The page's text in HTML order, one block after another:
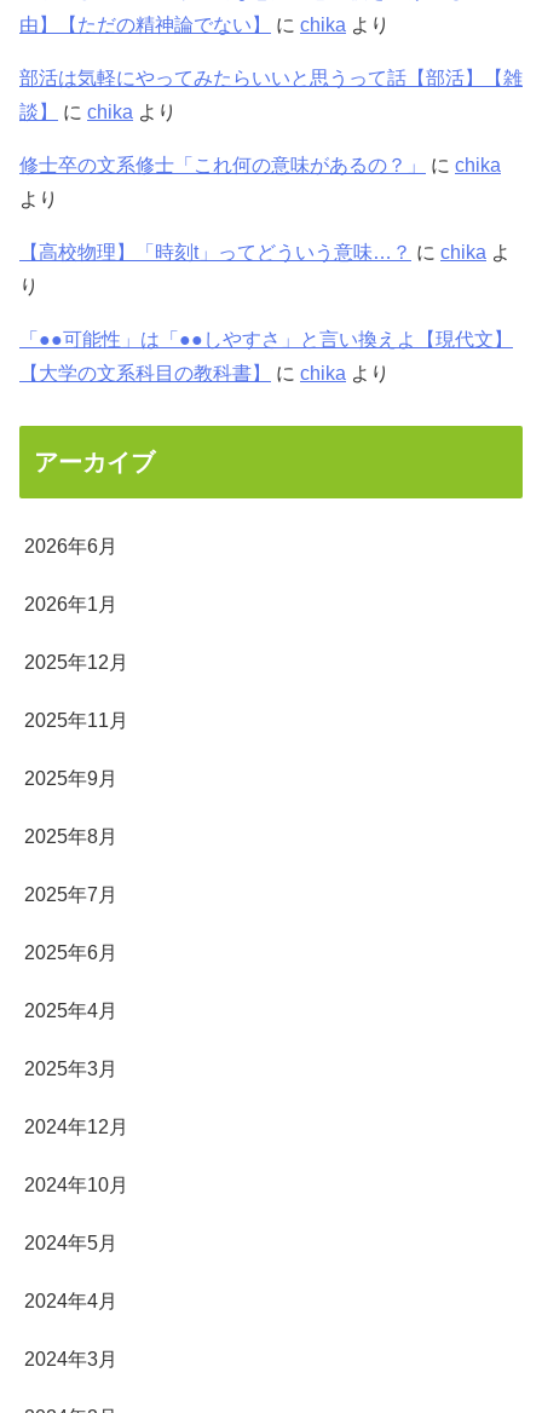
由】【ただの精神論でない】
に chika より
部活は気軽にやってみたらいいと思うって話【部活】【雑
談】
に chika より
修士卒の文系修士「これ何の意味があるの？」 に chika
より
【高校物理】「時刻t」ってどういう意味…？ に chika よ
り
「●●可能性」は「●●しやすさ」と言い換えよ【現代文】
【大学の文系科目の教科書】
に chika より
アーカイブ
2026年6月
2026年1月
2025年12月
2025年11月
2025年9月
2025年8月
2025年7月
2025年6月
2025年4月
2025年3月
2024年12月
2024年10月
2024年5月
2024年4月
2024年3月